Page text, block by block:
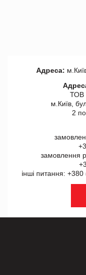
Адреса:
ТОВ
м.Київ,
2
замовлення
інші питання: